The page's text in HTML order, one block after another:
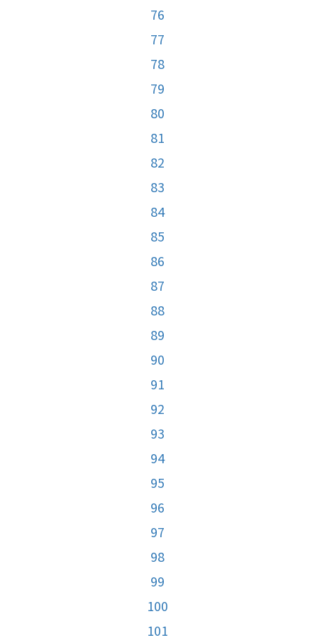
76
77
78
79
80
81
82
83
84
85
86
87
88
89
90
91
92
93
94
95
96
97
98
99
100
101